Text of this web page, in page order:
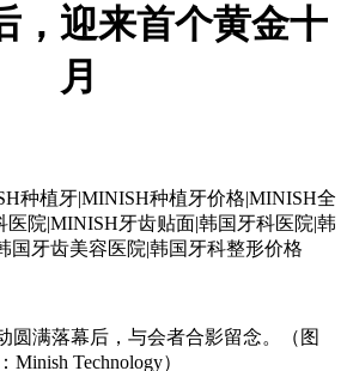
，迎来首个黄金十
月
圆满落幕后， 与会者合影留念。 （ 图
Minish Technology）